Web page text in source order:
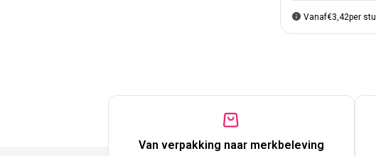
Vanaf€3,42per
Van verpakking naar merkbeleving